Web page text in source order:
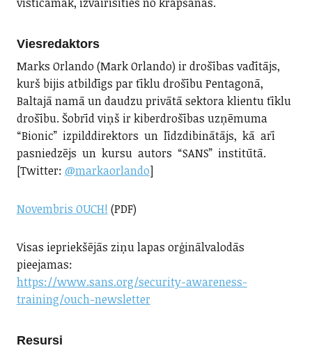
Viesredaktors
Marks Orlando (Mark Orlando) ir drošības vadītājs,
kurš bijis atbildīgs par tīklu drošību Pentagonā,
Baltajā namā un daudzu privātā sektora klientu tīklu
drošību. Šobrīd viņš ir kiberdrošības uzņēmuma
“Bionic” izpilddirektors un līdzdibinātājs, kā arī
pasniedzējs un kursu autors “SANS” institūtā.
[Twitter: @markaorlando]
Novembris OUCH! (PDF)
Visas iepriekšējās ziņu lapas orģinālvalodās
pieejamas:
https://www.sans.org/security-awareness-
training/ouch-newsletter
Resursi